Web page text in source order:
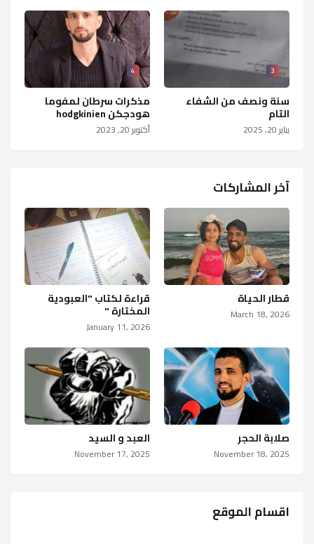
3
سنة ونصف من الشفاء
التام
يناير 20, 2025
4
مذكرات سرطان لمفوما
هودجكن hodgkinien
أكتوبر 20, 2023
آخر المشاركات
قطار الحياة
March 18, 2026
قراءة لكتاب "العبودية
المختارة "
January 11, 2026
صلابة الحجر
November 18, 2025
العبد و السيد
November 17, 2025
اقسام الموقع